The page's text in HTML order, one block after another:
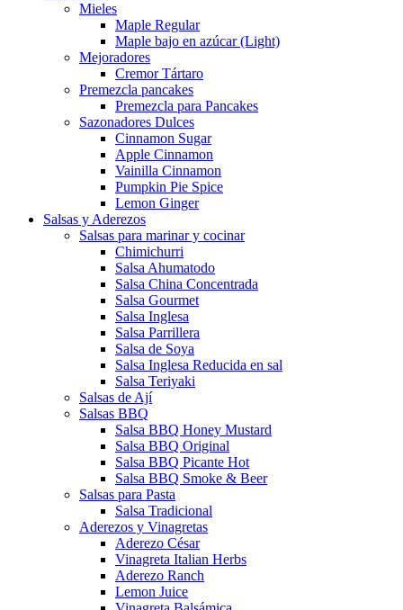
Mieles
Maple Regular
Maple bajo en azúcar (Light)
Mejoradores
Cremor Tártaro
Premezcla pancakes
Premezcla para Pancakes
Sazonadores Dulces
Cinnamon Sugar
Apple Cinnamon
Vainilla Cinnamon
Pumpkin Pie Spice
Lemon Ginger
Salsas y Aderezos
Salsas para marinar y cocinar
Chimichurri
Salsa Ahumatodo
Salsa China Concentrada
Salsa Gourmet
Salsa Inglesa
Salsa Parrillera
Salsa de Soya
Salsa Inglesa Reducida en sal
Salsa Teriyaki
Salsas de Ají
Salsas BBQ
Salsa BBQ Honey Mustard
Salsa BBQ Original
Salsa BBQ Picante Hot
Salsa BBQ Smoke & Beer
Salsas para Pasta
Salsa Tradicional
Aderezos y Vinagretas
Aderezo César
Vinagreta Italian Herbs
Aderezo Ranch
Lemon Juice